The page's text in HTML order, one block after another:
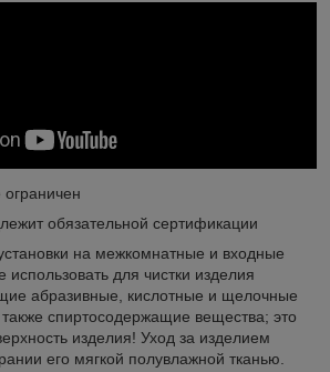
обязательной сертификации
на межкомнатные и входные
использовать для чистки изделия
абразивные, кислотные и щелочные
спиртосодержащие вещества; это
изделия! Уход за изделием
его мягкой полувлажной тканью.